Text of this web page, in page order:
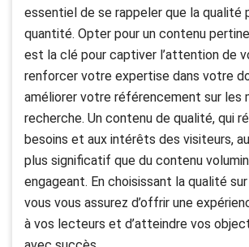
essentiel de se rappeler que la qualité
quantité. Opter pour un contenu
est la clé pour captiver l’attention de
renforcer votre expertise dans votre
améliorer votre référencement sur les
recherche. Un contenu de qualité, qui
besoins et aux intérêts des visiteurs,
plus significatif que du contenu
engageant. En choisissant la qualité
vous vous assurez d’offrir une
à vos lecteurs et d’atteindre vos